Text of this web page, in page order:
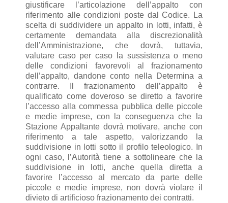
giustificare l’articolazione dell’appalto con
riferimento alle condizioni poste dal Codice.
La
scelta di suddividere un appalto in lotti, infatti, è
certamente demandata alla discrezionalità
dell’Amministrazione, che dovrà, tuttavia,
valutare caso per caso la sussistenza o meno
delle condizioni favorevoli al frazionamento
dell’appalto, dandone conto nella Determina a
contrarre.
Il frazionamento dell’appalto è
qualificato come doveroso se diretto a favorire
l’accesso alla commessa pubblica delle piccole
e medie imprese, con la conseguenza che la
Stazione Appaltante dovrà motivare, anche con
riferimento a tale aspetto, valorizzando la
suddivisione in lotti sotto il profilo teleologico.
In
ogni caso, l’Autorità tiene a sottolineare che la
suddivisione in lotti, anche quella diretta a
favorire l’accesso al mercato da parte delle
piccole e medie imprese, non dovrà violare il
divieto di artificioso frazionamento dei contratti.